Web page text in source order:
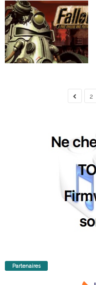
2
Partenaires